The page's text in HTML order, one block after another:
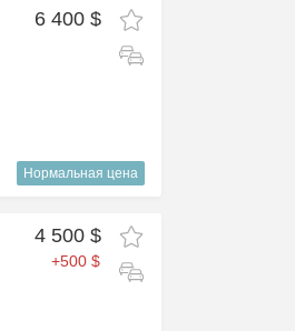
6 400 $
Нормальная цена
4 500 $
+500 $